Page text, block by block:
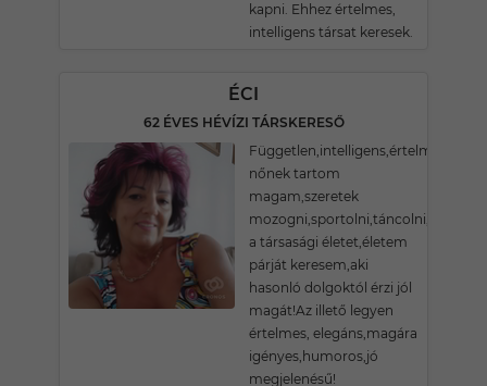
kapni. Ehhez értelmes,
intelligens társat keresek.
ÉCI
62 ÉVES HÉVÍZI TÁRSKERESŐ
Független,intelligens,értelmes
nőnek tartom
magam,szeretek
mozogni,sportolni,táncolni,imádom
a társasági életet,életem
párját keresem,aki
hasonló dolgoktól érzi jól
magát!Az illető legyen
értelmes, elegáns,magára
igényes,humoros,jó
megjelenésű!